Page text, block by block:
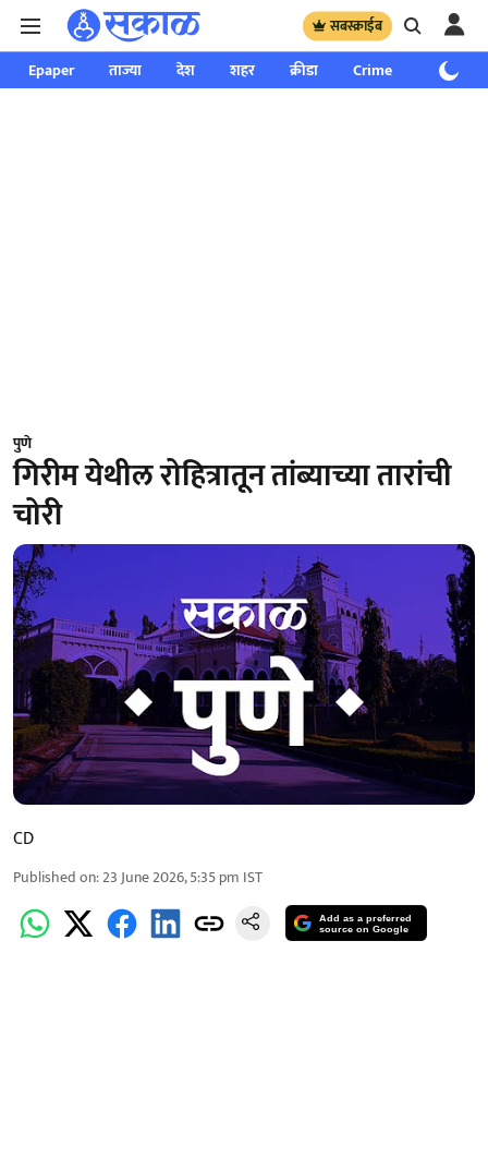
सबस्क्राईब
Epaper ताज्या देश शहर क्रीडा Crime साप्ताहिक
पुणे
गिरीम येथील रोहित्रातून तांब्याच्या तारांची
चोरी
CD
Published on:23 June 2026, 5:35 pm IST
Add as a preferred
source on Google